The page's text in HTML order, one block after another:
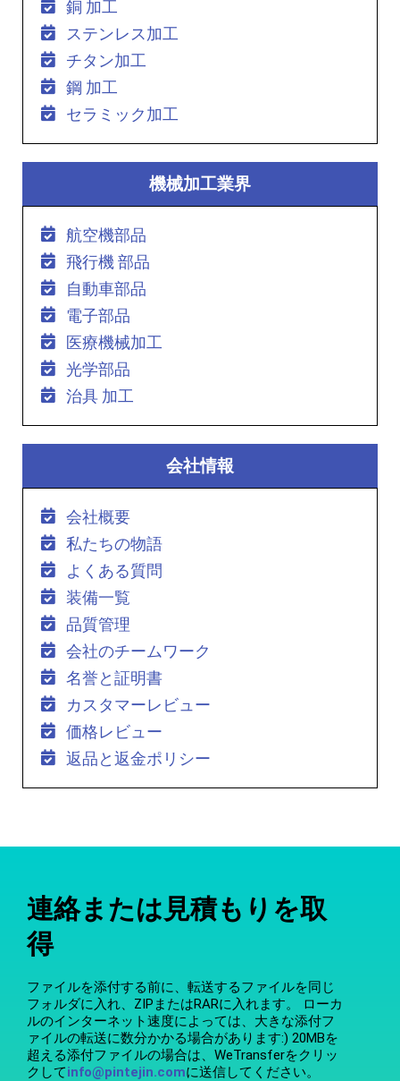
銅 加工
ステンレス加工
チタン加工
鋼 加工
セラミック加工
機械加工業界
航空機部品
飛行機 部品
自動車部品
電子部品
医療機械加工
光学部品
治具 加工
会社情報
会社概要
私たちの物語
よくある質問
装備一覧
品質管理
会社のチームワーク
名誉と証明書
カスタマーレビュー
価格レビュー
返品と返金ポリシー
連絡または見積もりを取
得
ファイルを添付する前に、転送するファイルを同じ
フォルダに入れ、ZIPまたはRARに入れます。 ローカ
ルのインターネット速度によっては、大きな添付フ
ァイルの転送に数分かかる場合があります:) 20MBを
超える添付ファイルの場合は、WeTransferをクリッ
クしてinfo@pintejin.comに送信してください。